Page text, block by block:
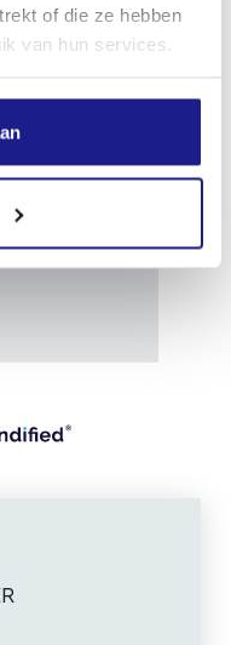
of die ze hebben
van hun services.